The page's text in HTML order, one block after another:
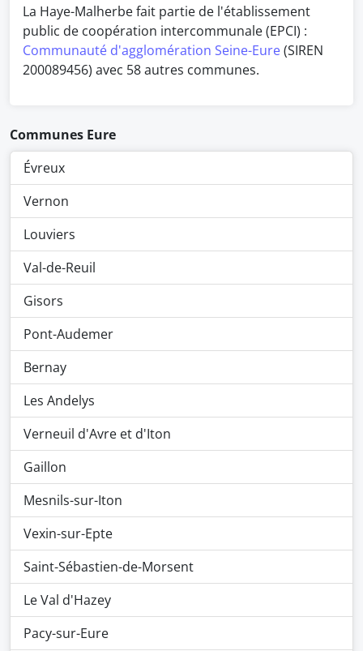
La Haye-Malherbe fait partie de l'établissement
public de coopération intercommunale (EPCI) :
Communauté d'agglomération Seine-Eure(SIREN
200089456) avec 58 autres communes.
Communes Eure
Évreux
Vernon
Louviers
Val-de-Reuil
Gisors
Pont-Audemer
Bernay
Les Andelys
Verneuil d'Avre et d'Iton
Gaillon
Mesnils-sur-Iton
Vexin-sur-Epte
Saint-Sébastien-de-Morsent
Le Val d'Hazey
Pacy-sur-Eure